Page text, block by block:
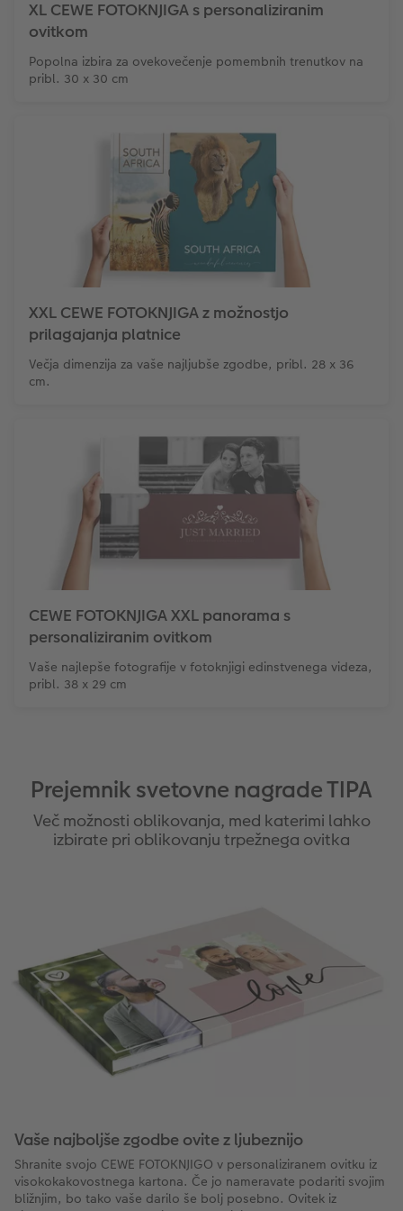
XL CEWE FOTOKNJIGA s personaliziranim
ovitkom
Popolna izbira za ovekovečenje pomembnih trenutkov na
pribl. 30 x 30 cm
XXL CEWE FOTOKNJIGA z možnostjo
prilagajanja platnice
Večja dimenzija za vaše najljubše zgodbe, pribl. 28 x 36
cm.
CEWE FOTOKNJIGA XXL panorama s
personaliziranim ovitkom
Vaše najlepše fotografije v fotoknjigi edinstvenega videza,
pribl. 38 x 29 cm
Prejemnik svetovne nagrade TIPA
Več možnosti oblikovanja, med katerimi lahko
izbirate pri oblikovanju trpežnega ovitka
Vaše najboljše zgodbe ovite z ljubeznijo
Shranite svojo CEWE FOTOKNJIGO v personaliziranem ovitku iz
visokokakovostnega kartona. Če jo nameravate podariti svojim
bližnjim, bo tako vaše darilo še bolj posebno. Ovitek iz